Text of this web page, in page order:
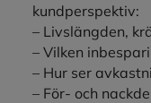
kundperspektiv:
– Livslängden,
– Vilken
– Hur ser
– För- och